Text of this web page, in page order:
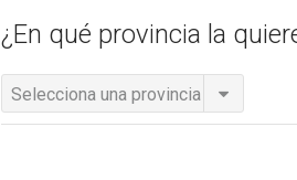
¿En qué provincia la
Selecciona una provincia